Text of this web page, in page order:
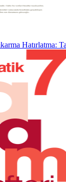
Hatırlatma: